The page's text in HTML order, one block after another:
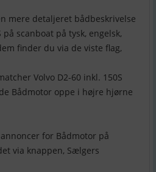
mere detaljeret bådbeskrivelse
på scanboat på tysk, engelsk,
finder du via de viste flag,
Volvo D2-60 inkl. 150S
Bådmotor oppe i højre hjørne
for Bådmotor på
via knappen, Sælgers